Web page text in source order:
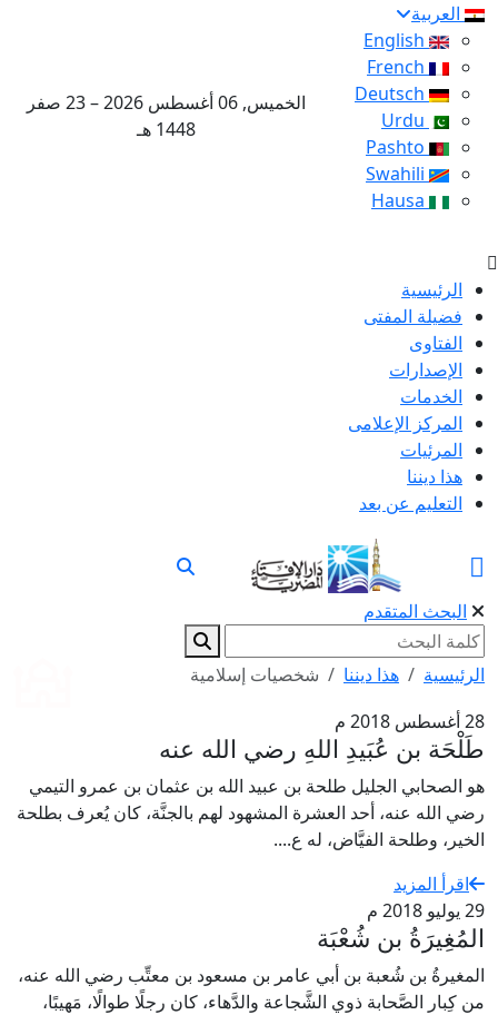
العربية
الخميس, 06 أغسطس 2026 – 23 صفر
1448 هـ
الرئيسية
فضيلة المفتى
الفتاوى
الإصدارات
الخدمات
المركز الإعلامى
المرئيات
هذا ديننا
التعليم عن بعد
البحث المتقدم
الرئيسية هذا ديننا
شخصيات إسلامية
28 أغسطس 2018 م
طَلْحَة بن عُبَيدِ اللهِ رضي الله عنه
هو الصحابي الجليل طلحة بن عبيد الله بن عثمان بن عمرو التيمي
رضي الله عنه، أحد العشرة المشهود لهم بالجنَّة، كان يُعرف بطلحة
الخير، وطلحة الفيَّاض، له ع....
اقرأ المزيد
29 يوليو 2018 م
المُغِيرَةُ بن شُعْبَة
المغيرةُ بن شُعبة بن أبي عامر بن مسعود بن معتِّب رضي الله عنه،
من كِبار الصَّحابة ذوي الشَّجاعة والدَّهاء، كان رجلًا طوالًا، مَهيبًا،